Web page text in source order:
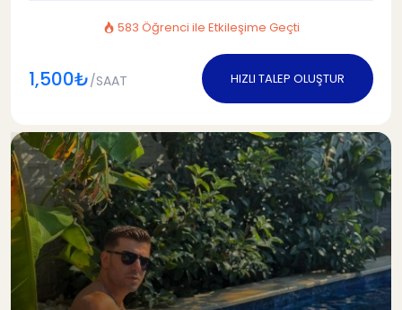
583 Öğrenci ile Etkileşime Geçti
1,500₺/SAAT HIZLI TALEP OLUŞTUR